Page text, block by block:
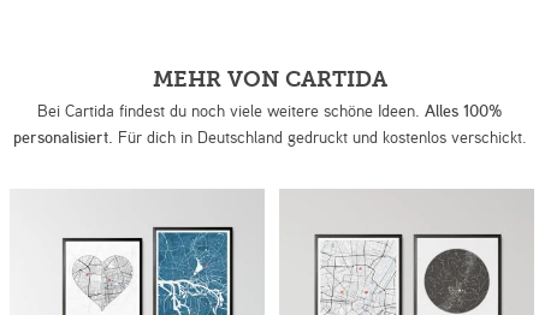
MEHR VON CARTIDA
Bei Cartida findest du noch viele weitere schöne Ideen. Alles 100%
personalisiert. Für dich in Deutschland gedruckt und kostenlos verschickt.